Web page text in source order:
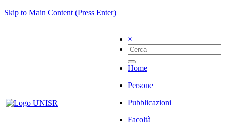
Skip to Main Content (Press Enter)
×
Home
Persone
Pubblicazioni
Facoltà